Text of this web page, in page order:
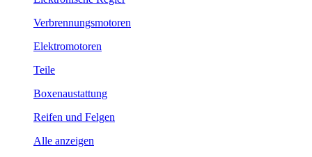
Verbrennungsmotoren
Elektromotoren
Teile
Boxenaustattung
Reifen und Felgen
Alle anzeigen